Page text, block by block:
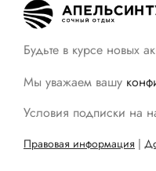
Будьте в курсе новых
Мы уважаем вашу
Условия подписки на
Правовая информация |